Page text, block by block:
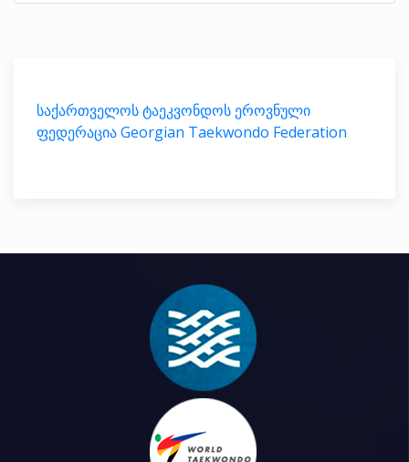
საქართველოს ტაეკვონდოს ეროვნული
ფედერაცია Georgian Taekwondo Federation